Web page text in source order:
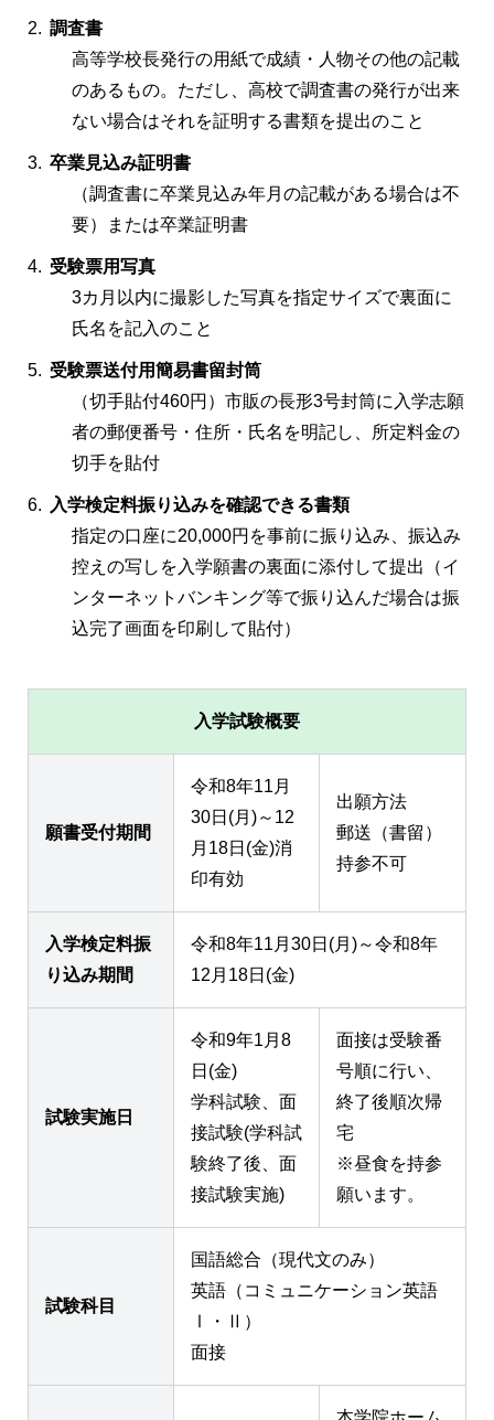
調査書
高等学校長発行の用紙で成績・人物その他の記載
のあるもの。ただし、高校で調査書の発行が出来
ない場合はそれを証明する書類を提出のこと
卒業見込み証明書
（調査書に卒業見込み年月の記載がある場合は不
要）または卒業証明書
受験票用写真
3カ月以内に撮影した写真を指定サイズで裏面に
氏名を記入のこと
受験票送付用簡易書留封筒
（切手貼付460円）市販の長形3号封筒に入学志願
者の郵便番号・住所・氏名を明記し、所定料金の
切手を貼付
入学検定料振り込みを確認できる書類
指定の口座に20,000円を事前に振り込み、振込み
控えの写しを入学願書の裏面に添付して提出（イ
ンターネットバンキング等で振り込んだ場合は振
込完了画面を印刷して貼付）
入学試験概要
願書受付期間
令和8年11月
30日(月)～12
月18日(金)消
印有効
出願方法
郵送（書留）
持参不可
入学検定料振
り込み期間
令和8年11月30日(月)～令和8年
12月18日(金)
試験実施日
令和9年1月8
日(金)
学科試験、面
接試験(学科試
験終了後、面
接試験実施)
面接は受験番
号順に行い、
終了後順次帰
宅
※昼食を持参
願います。
試験科目
国語総合（現代文のみ）
英語（コミュニケーション英語
Ⅰ・Ⅱ）
面接